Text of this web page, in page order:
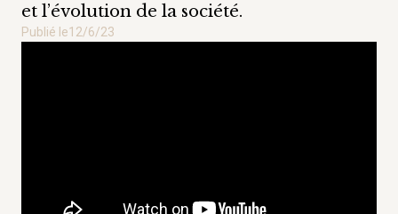
et l’évolution de la société.
Publié le12/6/23